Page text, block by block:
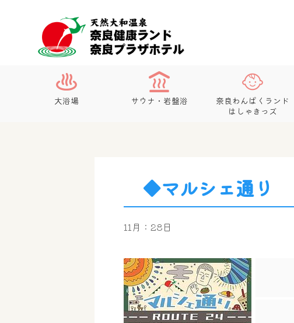
大浴場 サウナ・岩盤浴
奈良わんぱくランド
はしゃきっズ
◆マルシェ通り
11月：28日